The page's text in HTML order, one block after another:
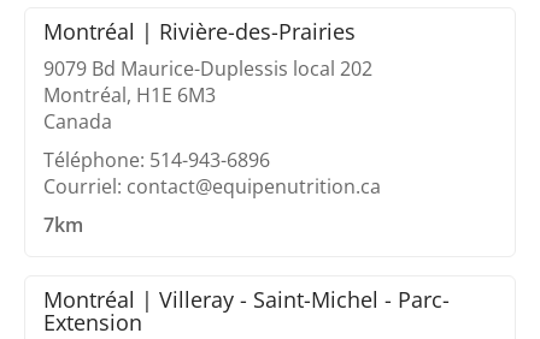
Montréal | Rivière-des-Prairies
9079 Bd Maurice-Duplessis local 202
Montréal, H1E 6M3
Canada
Téléphone: 514-943-6896
Courriel: contact@equipenutrition.ca
7km
Montréal | Villeray - Saint-Michel - Parc-
Extension